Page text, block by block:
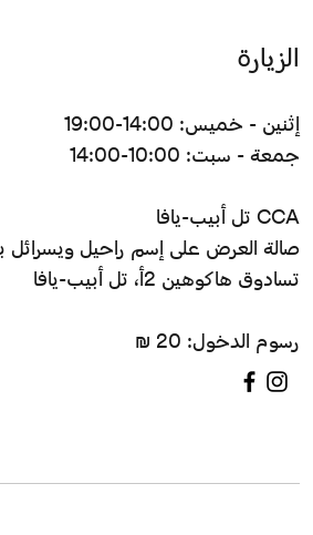
الزيارة
إثنين - خميس: 14:00-19:00
جمعة - سبت: 10:00-14:00
CCA تل أبيب-يافا
صالة العرض على إسم راحيل ويسرائل
تسادوق هاكوهين 2أ، تل أبيب-يافا
رسوم الدخول: 20 ₪